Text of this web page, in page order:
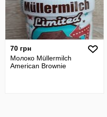
70 грн
Молоко Müllermilch
American Brownie